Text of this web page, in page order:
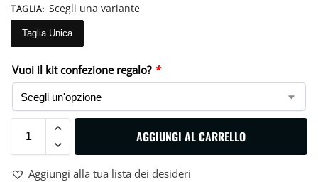
TAGLIA: Scegli una variante
Taglia Unica
Vuoi il kit confezione regalo? *
AGGIUNGI AL CARRELLO
Aggiungi alla tua lista dei desideri